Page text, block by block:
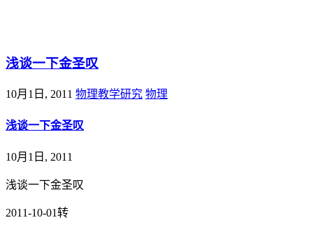
浅谈一下金圣叹
10月1日, 2011 物理教学研究 物理
浅谈一下金圣叹
10月1日, 2011
浅谈一下金圣叹
2011-10-01转